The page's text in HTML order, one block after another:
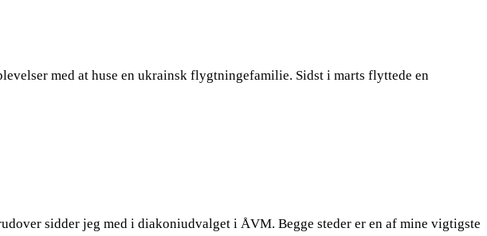
med at huse en ukrainsk flygtningefamilie. Sidst i marts flyttede en
sidder jeg med i diakoniudvalget i ÅVM. Begge steder er en af mine vigtigste